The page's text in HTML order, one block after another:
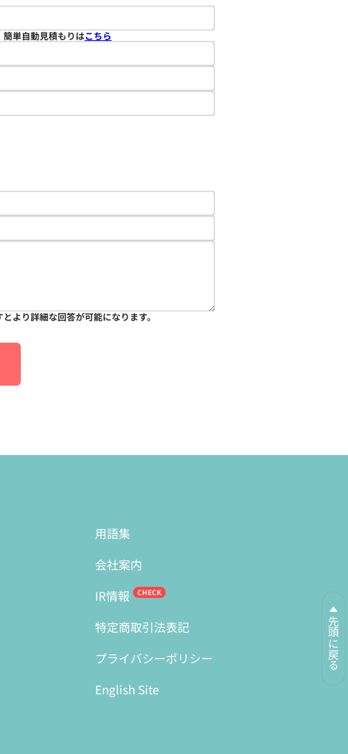
単自動見積もりはこちら
より詳細な回答が可能になります。
先頭に戻る
用語集
会社案内
IR情報
特定商取引法表記
プライバシーポリシー
English Site